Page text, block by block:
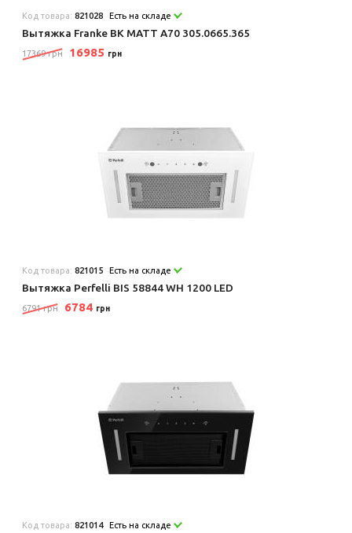
Код товара:821028 Есть на складе
Вытяжка Franke BK MATT A70 305.0665.365
17369 грн 16985 грн
Код товара:821015 Есть на складе
Вытяжка Perfelli BIS 58844 WH 1200 LED
6791 грн 6784 грн
Код товара:821014 Есть на складе